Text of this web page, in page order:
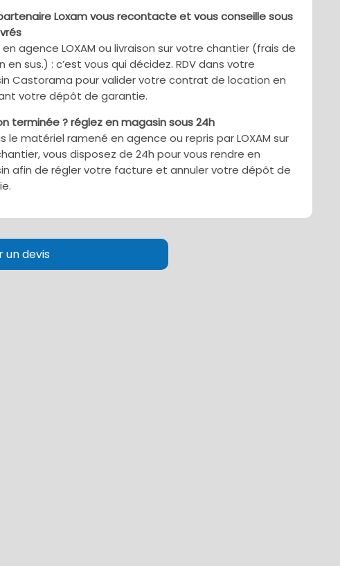
Loxam vous recontacte et vous conseille sous
agence LOXAM ou livraison sur votre chantier (frais de
en sus.) : c’est vous qui décidez. RDV dans votre
Castorama pour valider votre contrat de location en
votre dépôt de garantie.
terminée ? réglez en magasin sous 24h
le matériel ramené en agence ou repris par LOXAM sur
vous disposez de 24h pour vous rendre en
afin de régler votre facture et annuler votre dépôt de
un devis